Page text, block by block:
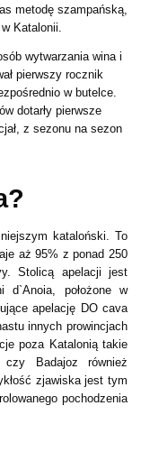
metodę szampańską,
Katalonii.
wytwarzania wina i
pierwszy rocznik
w butelce.
dotarły pierwsze
z sezonu na sezon
kataloński. To
aż 95% z ponad 250
Stolicą apelacji jest
d`Anoia, położone w
apelację DO cava
innych prowincjach
poza Katalonią takie
Badajoz również
zjawiska jest tym
pochodzenia